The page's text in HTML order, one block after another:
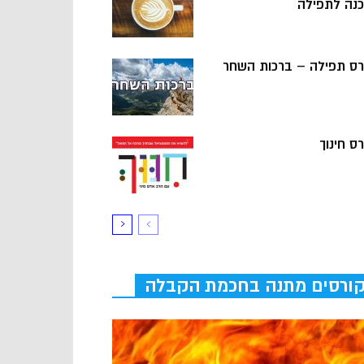
לתפילה
תפילה – ברכות השחר
חינוך
מתנה בחכמת הקבלה